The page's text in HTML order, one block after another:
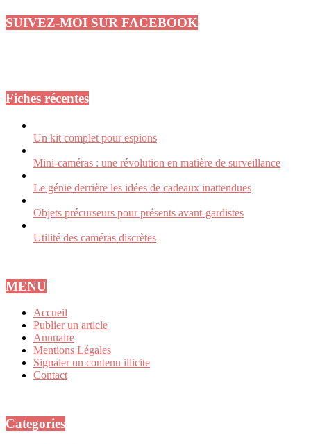
SUIVEZ-MOI SUR FACEBOOK
Fiches récentes
Un kit complet pour espions
Mini-caméras : une révolution en matière de surveillance
Le génie derrière les idées de cadeaux inattendues
Objets précurseurs pour présents avant-gardistes
Utilité des caméras discrètes
MENU
Accueil
Publier un article
Annuaire
Mentions Légales
Signaler un contenu illicite
Contact
Categories